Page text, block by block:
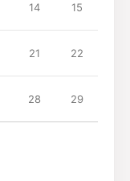
14 15
21 22
28 29